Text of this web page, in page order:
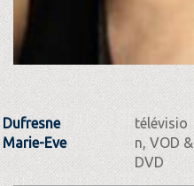
Dufresne
Marie-Eve
télévisio
n, VOD &
DVD